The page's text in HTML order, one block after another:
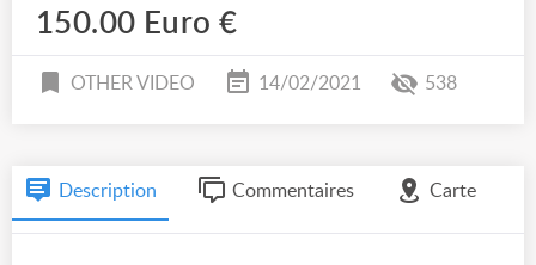
150.00 Euro €
OTHER VIDEO 14/02/2021 538
Description Commentaires Carte